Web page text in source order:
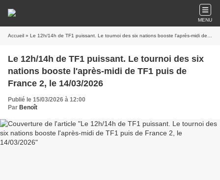
MENU
Accueil » Le 12h/14h de TF1 puissant. Le tournoi des six nations booste l'après-midi de TF1 puis de France 2, le 14/03/2026
Le 12h/14h de TF1 puissant. Le tournoi des six
nations booste l'après-midi de TF1 puis de
France 2, le 14/03/2026
Publié le 15/03/2026 à 12:00
Par Benoît